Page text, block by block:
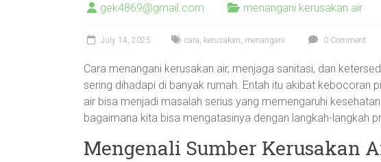
gek4869@gmail.com menangani kerusakan air
July 14, 2025 cara, kerusakan, menangani 0 Comment
Cara menangani kerusakan air, menjaga sanitasi, dan
sering dihadapi di banyak rumah. Entah itu akibat kebocoran
air bisa menjadi masalah serius yang memengaruhi
bagaimana kita bisa mengatasinya dengan langkah-langkah
Mengenali Sumber Kerusakan